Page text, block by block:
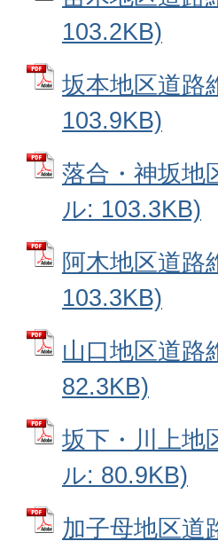
103.2KB)
坂本地区道路
103.9KB)
落合・神坂地
ル: 103.3KB)
阿木地区道路
103.3KB)
山口地区道路
82.3KB)
坂下・川上地
ル: 80.9KB)
加子母地区道